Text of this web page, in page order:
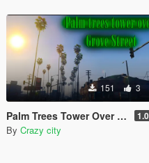
151 3
Palm Trees Tower Over Grove Street [YMAP] 1.0
By Crazy city